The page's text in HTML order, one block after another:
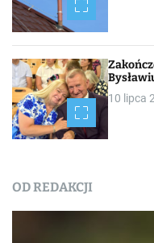
10 lipca
OD REDAKCJI